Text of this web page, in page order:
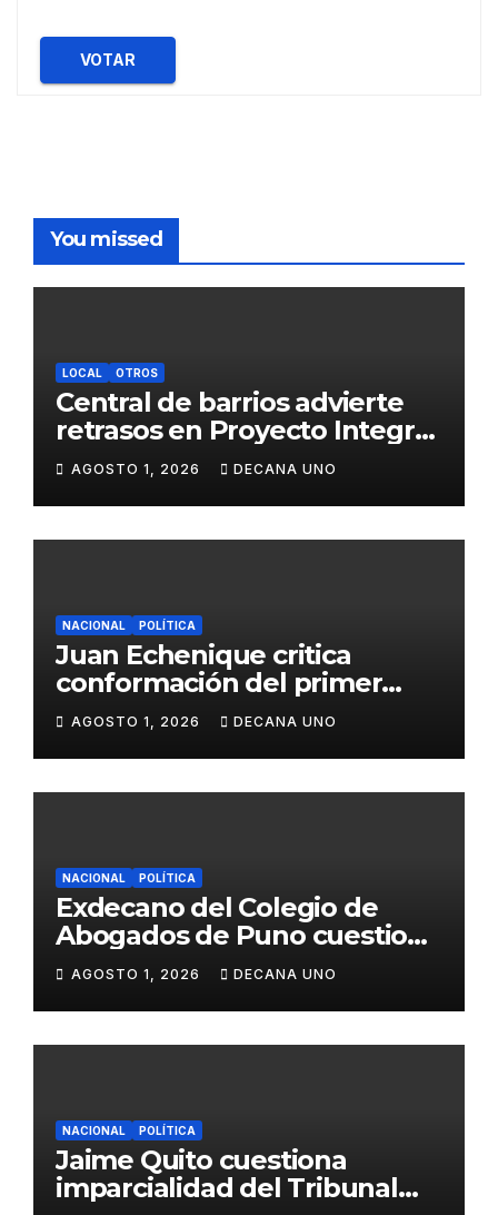
VOTAR
You missed
LOCAL OTROS
Central de barrios advierte
retrasos en Proyecto Integral
de Agua y Alcantarillado para
Juliaca
AGOSTO 1, 2026 DECANA UNO
NACIONAL POLÍTICA
Juan Echenique critica
conformación del primer
gabinete ministerial de Keiko
Fujimori
AGOSTO 1, 2026 DECANA UNO
NACIONAL POLÍTICA
Exdecano del Colegio de
Abogados de Puno cuestiona
propuestas sobre seguridad
ciudadana
AGOSTO 1, 2026 DECANA UNO
NACIONAL POLÍTICA
Jaime Quito cuestiona
imparcialidad del Tribunal